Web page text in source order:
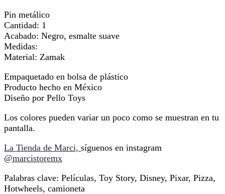
Pin metálico
Cantidad: 1
Acabado: Negro, esmalte suave
Medidas:
Material: Zamak
Empaquetado en bolsa de plástico
Producto hecho en México
Diseño por Pello Toys
Los colores pueden variar un poco como se muestran en tu
pantalla.
La Tienda de Marci, síguenos en instagram
@marcistoremx
Palabras clave: Películas, Toy Story, Disney, Pixar, Pizza,
Hotwheels, camioneta